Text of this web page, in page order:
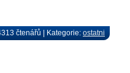
čtenářů | Kategorie: ostatni